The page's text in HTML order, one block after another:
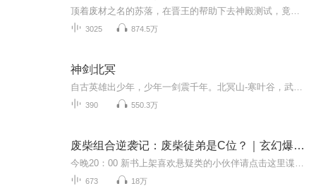
3025 874.5万
神剑北冥
390 550.3万
废柴组合逆袭记：废柴徒弟是C位？｜玄幻爆笑弹幕修仙
673 18万